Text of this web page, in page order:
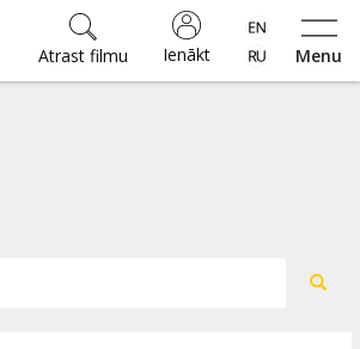
Menu
Ienākt
Atrast filmu